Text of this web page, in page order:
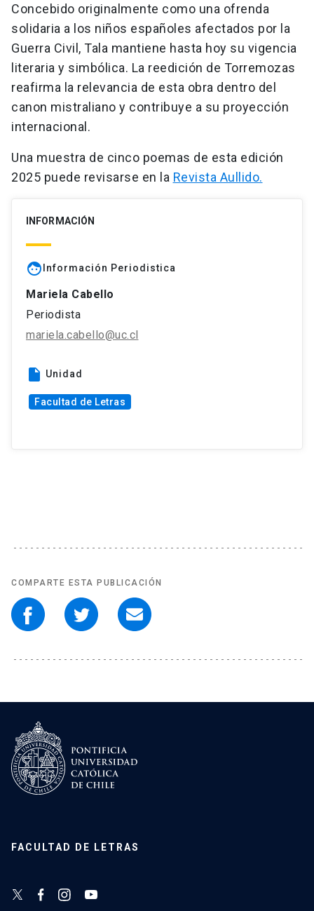
Concebido originalmente como una ofrenda
solidaria a los niños españoles afectados por la
Guerra Civil, Tala mantiene hasta hoy su vigencia
literaria y simbólica. La reedición de Torremozas
reafirma la relevancia de esta obra dentro del
canon mistraliano y contribuye a su proyección
internacional.
Una muestra de cinco poemas de esta edición
2025 puede revisarse en la Revista Aullido.
INFORMACIÓN
face Información Periodistica
Mariela Cabello
Periodista
mariela.cabello@uc.cl
insert_drive_file Unidad
Facultad de Letras
COMPARTE ESTA PUBLICACIÓN
FACULTAD DE LETRAS